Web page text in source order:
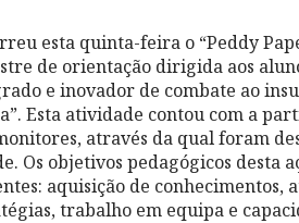
esta quinta-feira o “Peddy
de orientação dirigida aos
e inovador de combate ao
Esta atividade contou com a
através da qual foram
Os objetivos pedagógicos desta
aquisição de conhecimentos,
trabalho em equipa e